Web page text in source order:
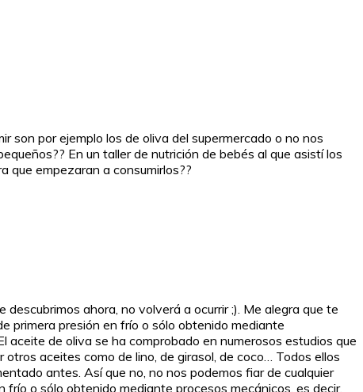
son por ejemplo los de oliva del supermercado o no nos
En un taller de nutrición de bebés al que asistí los
que empezaran a consumirlos??
ahora, no volverá a ocurrir ;). Me alegra que te
primera presión en frío o sólo obtenido mediante
de oliva se ha comprobado en numerosos estudios que
aceites como de lino, de girasol, de coco… Todos ellos
antes. Así que no, no nos podemos fiar de cualquier
o sólo obtenido mediante procesos mecánicos, es decir,